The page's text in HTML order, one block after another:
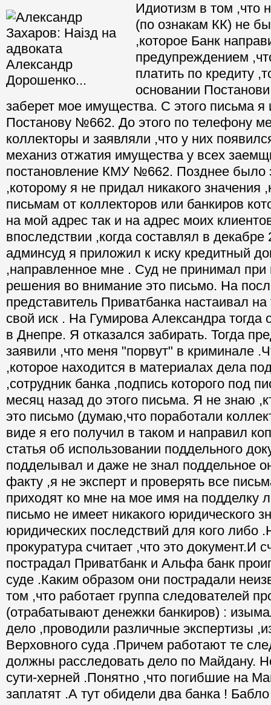
Идиотизм в том ,что
(по ознакам КК) не
,которое Банк
предупреждением
платить по кредиту
основании
заберет мое имущества. С этого письма я
Постанову №662. До этого по телефону
коллекторы и заявляли ,что у них
механиз отжатия имущества у всех
постановление КМУ №662. Позднее было
,которому я не придал никакого значения
письмам от коллекторов или банкиров
на мой адрес так и на адрес моих
впоследствии ,когда составлял в декабре
админсуд я приложил к иску кредитный
,направленное мне . Суд не принимал при
решения во внимание это письмо. На
представитель Приватбанка настаивал
свой иск . На Гумирова Александра тогда
в Днепре. Я отказался забирать. Тогда
заявили ,что меня "порвут" в криминале
,которое находится в материалах дела
,сотрудник банка ,подпись которого под
месяц назад до этого письма. Я не знаю
это письмо (думаю,что поработали
виде я его получил в таком и направил
статья об использовании поддельного
подделывал и даже не знал поддельное
факту ,я не эксперт и проверять все
приходят ко мне на мое имя на подделку
письмо не имеет никакого юридического
юридических последствий для кого либо
прокуратура считает ,что это документ.И
пострадал Приватбанк и Альфа банк
суде .Каким образом они пострадали
том ,что работает группа следователей
(отрабатывают денежки банкиров) :
дело ,проводили различные экспертизы
Верховного суда .Причем работают те
должны расследовать дело по Майдану.
сути-херней .Понятно ,что погибшие на
заплатят .А тут обидели два банка !